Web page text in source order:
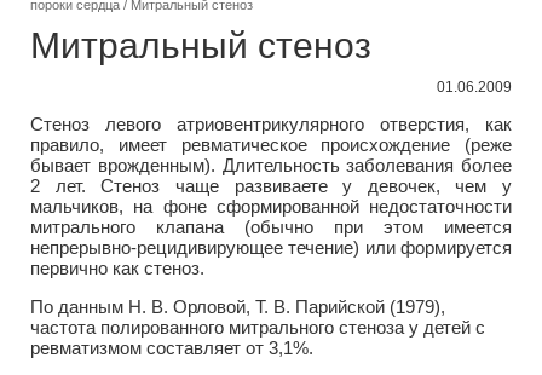
пороки сердца / Митральный стеноз
Митральный стеноз
01.06.2009
Стеноз левого атриовентрикулярного отверстия, как
правило, имеет ревматическое происхождение (реже
бывает врожденным). Длительность заболевания более
2 лет. Стеноз чаще развиваете у девочек, чем у
мальчиков, на фоне сформированной недостаточности
митрального клапана (обычно при этом имеется
непрерывно-рецидивирующее течение) или формируется
первично как стеноз.
По данным Н. В. Орловой, Т. В. Парийской (1979),
частота полированного митрального стеноза у детей с
ревматизмом составляет от 3,1%.